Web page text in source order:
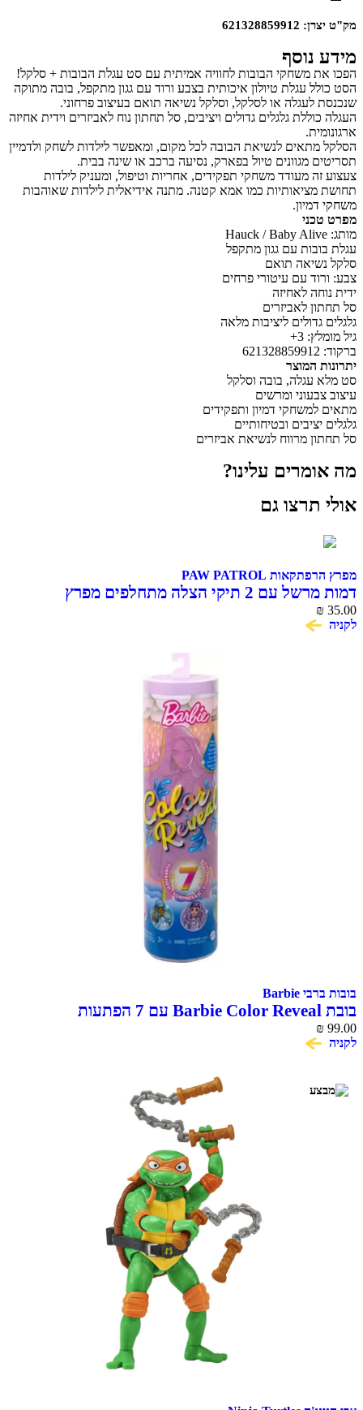
מק"ט יצרן: 621328859912
מידע נוסף
הפכו את משחקי הבובות לחוויה אמיתית עם סט עגלת הבובות + סלקל!
הסט כולל עגלת טיולון איכותית בצבע ורוד עם גגון מתקפל, בובה מתוקה
שנכנסת לעגלה או לסלקל, וסלקל נשיאה תואם בעיצוב פרחוני.
העגלה כוללת גלגלים גדולים ויציבים, סל תחתון נוח לאביזרים וידית אחיזה
ארגונומית.
הסלקל מתאים לנשיאת הבובה לכל מקום, ומאפשר לילדות לשחק ולדמיין
תסריטים מגוונים טיול בפארק, נסיעה ברכב או שינה בבית.
צעצוע זה מעודד משחקי תפקידים, אחריות וטיפול, ומעניק לילדות
תחושת מציאותיות כמו אמא קטנה. מתנה אידיאלית לילדות שאוהבות
משחקי דמיון.
מפרט טכני
מותג: Hauck / Baby Alive
עגלת בובות עם גגון מתקפל
סלקל נשיאה תואם
צבע: ורוד עם עיטורי פרחים
ידית נוחה לאחיזה
סל תחתון לאביזרים
גלגלים גדולים ליציבות מלאה
גיל מומלץ: 3+
ברקוד: ‎621328859912
יתרונות המוצר
סט מלא עגלה, בובה וסלקל
עיצוב צבעוני ומרשים
מתאים למשחקי דמיון ותפקידים
גלגלים יציבים ובטיחותיים
סל תחתון מרווח לנשיאת אביזרים
מה אומרים עלינו?
אולי תרצו גם
מפרץ הרפתקאות PAW PATROL
דמות מרשל עם 2 תיקי הצלה מתחלפים מפרץ
ההרפתקאות PAW Patrol
₪ 35.00
לקניה
בובות ברבי Barbie
בובת Barbie Color Reveal עם 7 הפתעות
₪ 99.00
לקניה